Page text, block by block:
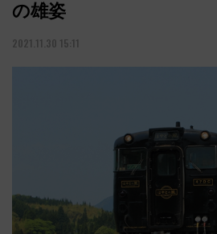
の雄姿
2021.11.30 15:11